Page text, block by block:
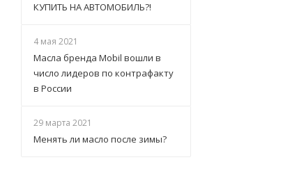
КУПИТЬ НА АВТОМОБИЛЬ?!
4 мая 2021
Масла бренда Mobil вошли в
число лидеров по контрафакту
в России
29 марта 2021
Менять ли масло после зимы?